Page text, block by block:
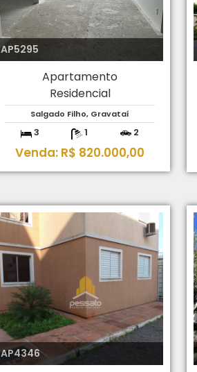
AP5295
Apartamento
Residencial
Salgado Filho, Gravataí
3 1 2
Venda: R$ 820.000,00
AP4346